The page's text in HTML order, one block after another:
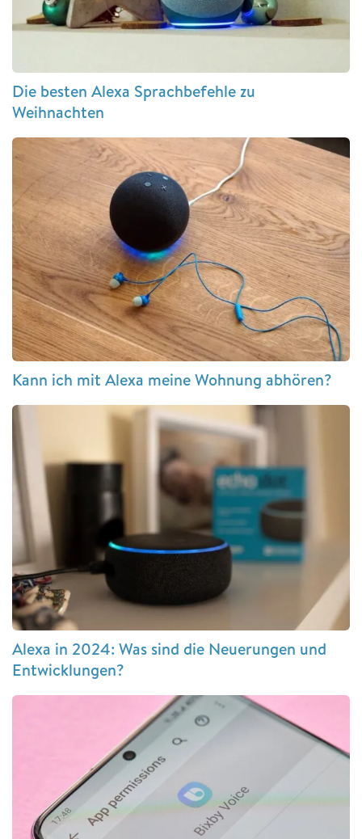
Die besten Alexa Sprachbefehle zu
Weihnachten
Kann ich mit Alexa meine Wohnung abhören?
Alexa in 2024: Was sind die Neuerungen und
Entwicklungen?